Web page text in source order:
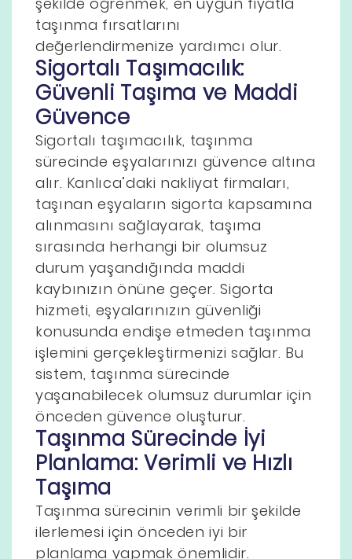
taşınma fırsatlarını
değerlendirmenize yardımcı olur.
Sigortalı Taşımacılık:
Güvenli Taşıma ve Maddi
Güvence
Sigortalı taşımacılık, taşınma
sürecinde eşyalarınızı güvence altına
alır. Kanlıca’daki nakliyat firmaları,
taşınan eşyaların sigorta kapsamına
alınmasını sağlayarak, taşıma
sırasında herhangi bir olumsuz
durum yaşandığında maddi
kaybınızın önüne geçer. Sigorta
hizmeti, eşyalarınızın güvenliği
konusunda endişe etmeden taşınma
işlemini gerçekleştirmenizi sağlar. Bu
sistem, taşınma sürecinde
yaşanabilecek olumsuz durumlar için
önceden güvence oluşturur.
Taşınma Sürecinde İyi
Planlama: Verimli ve Hızlı
Taşıma
Taşınma sürecinin verimli bir şekilde
ilerlemesi için önceden iyi bir
planlama yapmak önemlidir.